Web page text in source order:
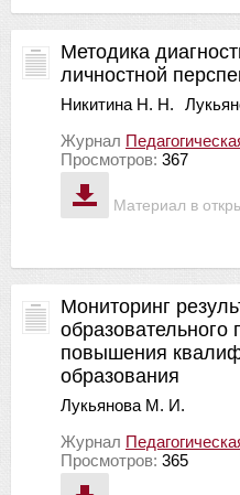
Материал в
Методика
личностной
Никитина Н. Н.
Журнал
Просмотров: 367
Мониторинг
образовательного
повышения
образования
Лукьянова М. И.
Журнал
Просмотров: 365